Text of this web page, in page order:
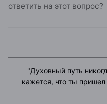
ответить на этот вопрос?
"Духовный путь
кажется, что ты